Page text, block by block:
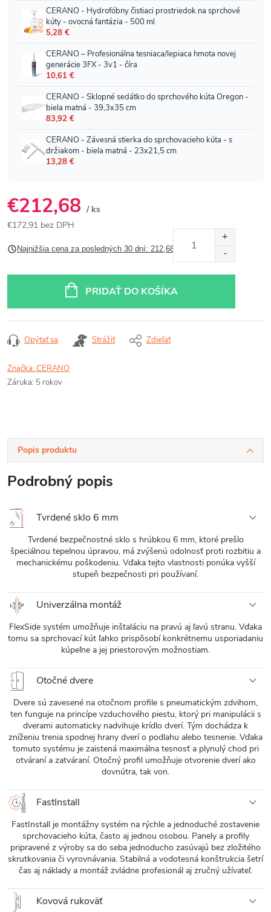
€212,68 / ks
€172,91 bez DPH
cena:Najnižšia cena za posledných 30 dní: 212,68 €
PRIDAŤ DO KOŠÍKA
Opýtať sa Strážiť Zdieľať
Značka:CERANO
Záruka: 5 rokov
Popis produktu
Podrobný popis
Tvrdené sklo 6 mm
Tvrdené bezpečnostné sklo s hrúbkou 6 mm, ktoré prešlo
špeciálnou tepelnou úpravou, má zvýšenú odolnosť proti rozbitiu a
mechanickému poškodeniu. Vďaka tejto vlastnosti ponúka vyšší
stupeň bezpečnosti pri používaní.
Univerzálna montáž
FlexSide systém umožňuje inštaláciu na pravú aj ľavú stranu. Vďaka
tomu sa sprchovací kút ľahko prispôsobí konkrétnemu usporiadaniu
kúpeľne a jej priestorovým možnostiam.
Otočné dvere
Dvere sú zavesené na otočnom profile s pneumatickým zdvihom,
ten funguje na princípe vzduchového piestu, ktorý pri manipulácii s
dverami automaticky nadvihuje krídlo dverí. Tým dochádza k
zníženiu trenia spodnej hrany dverí o podlahu alebo tesnenie. Vďaka
tomuto systému je zaistená maximálna tesnosť a plynulý chod pri
otváraní a zatváraní. Otočný profil umožňuje otvorenie dverí ako
dovnútra, tak von.
FastInstall
FastInstall je montážny systém na rýchle a jednoduché zostavenie
sprchovacieho kúta, často aj jednou osobou. Panely a profily
pripravené z výroby sa do seba jednoducho zasúvajú bez zložitého
skrutkovania či vyrovnávania. Stabilná a vodotesná konštrukcia šetrí
čas aj náklady a montáž zvládne profesionál aj zručný užívateľ.
Kovová rukoväť